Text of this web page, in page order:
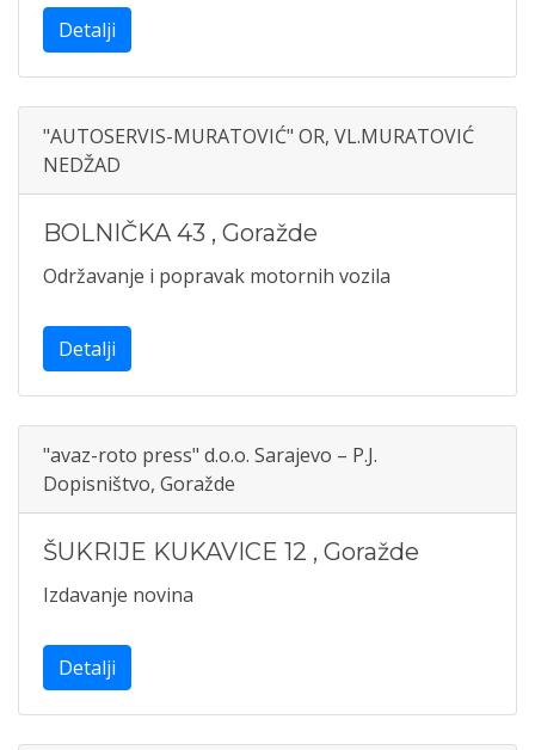
Detalji
"AUTOSERVIS-MURATOVIĆ" OR, VL.MURATOVIĆ
NEDŽAD
BOLNIČKA 43 , Goražde
Održavanje i popravak motornih vozila
Detalji
"avaz-roto press" d.o.o. Sarajevo – P.J.
Dopisništvo, Goražde
ŠUKRIJE KUKAVICE 12 , Goražde
Izdavanje novina
Detalji